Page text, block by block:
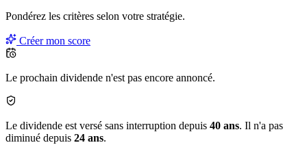
Pondérez les critères selon votre stratégie.
Créer mon score
Le prochain dividende n'est pas encore annoncé.
Le dividende est versé sans interruption depuis 40 ans. Il n'a pas
diminué depuis 24 ans.